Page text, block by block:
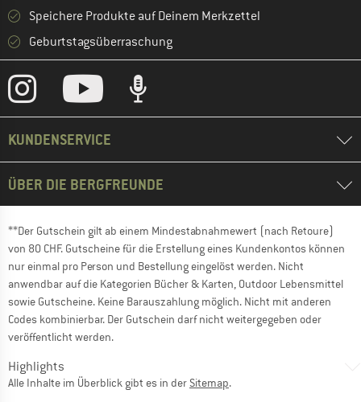
Speichere Produkte auf Deinem Merkzettel
Geburtstagsüberraschung
KUNDENSERVICE
ÜBER DIE BERGFREUNDE
**Der Gutschein gilt ab einem Mindestabnahmewert (nach Retoure)
von 80 CHF. Gutscheine für die Erstellung eines Kundenkontos können
nur einmal pro Person und Bestellung eingelöst werden. Nicht
anwendbar auf die Kategorien Bücher & Karten, Outdoor Lebensmittel
sowie Gutscheine. Keine Barauszahlung möglich. Nicht mit anderen
Codes kombinierbar. Der Gutschein darf nicht weitergegeben oder
veröffentlicht werden.
Highlights
Alle Inhalte im Überblick gibt es in der Sitemap.